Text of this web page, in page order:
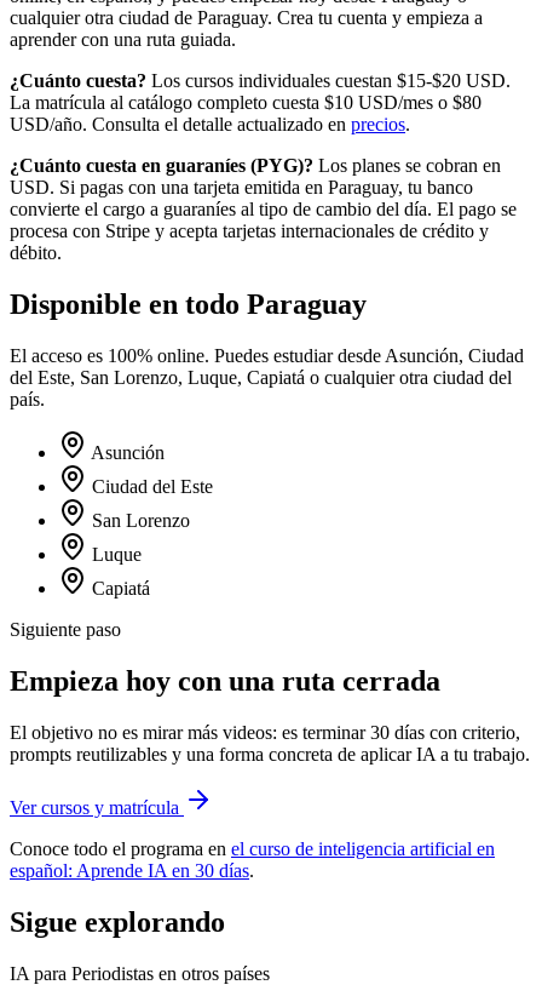
cualquier otra ciudad de Paraguay. Crea tu cuenta y empieza a
aprender con una ruta guiada.
¿Cuánto cuesta? Los cursos individuales cuestan $15-$20 USD.
La matrícula al catálogo completo cuesta $10 USD/mes o $80
USD/año. Consulta el detalle actualizado en precios.
¿Cuánto cuesta en guaraníes (PYG)? Los planes se cobran en
USD. Si pagas con una tarjeta emitida en Paraguay, tu banco
convierte el cargo a guaraníes al tipo de cambio del día. El pago se
procesa con Stripe y acepta tarjetas internacionales de crédito y
débito.
Disponible en todo Paraguay
El acceso es 100% online. Puedes estudiar desde Asunción, Ciudad
del Este, San Lorenzo, Luque, Capiatá o cualquier otra ciudad del
país.
Asunción
Ciudad del Este
San Lorenzo
Luque
Capiatá
Siguiente paso
Empieza hoy con una ruta cerrada
El objetivo no es mirar más videos: es terminar 30 días con criterio,
prompts reutilizables y una forma concreta de aplicar IA a tu trabajo.
Ver cursos y matrícula
Conoce todo el programa en el curso de inteligencia artificial en
español: Aprende IA en 30 días.
Sigue explorando
IA para Periodistas en otros países